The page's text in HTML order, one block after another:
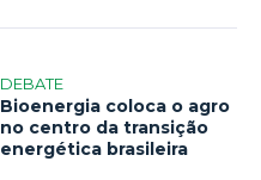
DEBATE
Bioenergia coloca o agro
no centro da transição
energética brasileira